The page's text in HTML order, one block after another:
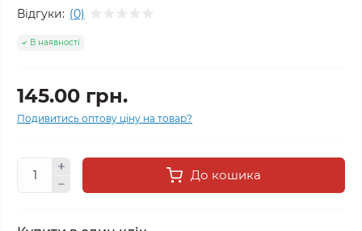
Відгуки: (0)
В наявності
145.00 грн.
Подивитись оптову ціну на товар?
До кошика